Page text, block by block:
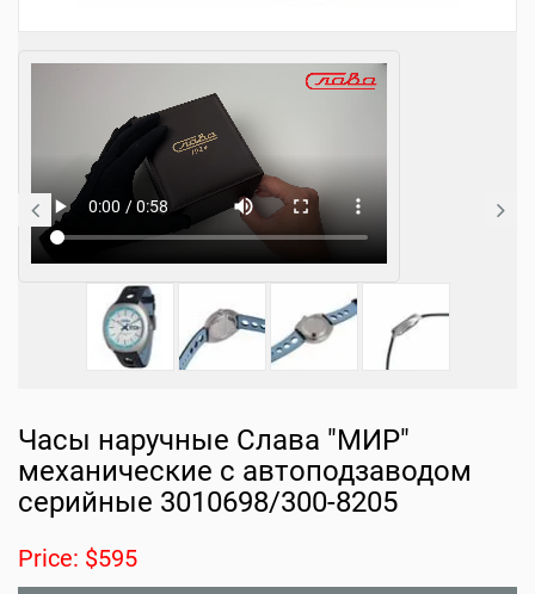
Часы наручные Слава "МИР"
механические с автоподзаводом
серийные 3010698/300-8205
Price: $595